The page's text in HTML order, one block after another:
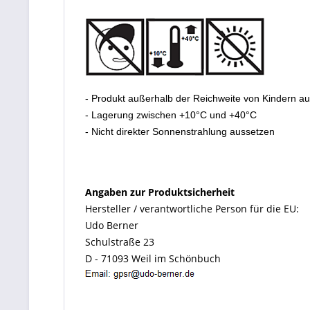
- Produkt außerhalb der Reichweite von Kindern
- Lagerung zwischen +10°C und +40°C
- Nicht direkter Sonnenstrahlung aussetzen
Angaben zur Produktsicherheit
Hersteller / verantwortliche Person für die EU:
Udo Berner
Schulstraße 23
D - 71093 Weil im Schönbuch